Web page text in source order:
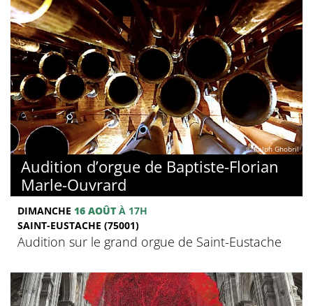
© Ralph Ghobril
Audition d’orgue de Baptiste-Florian
Marle-Ouvrard
DIMANCHE 16 AOÛT À 17H
SAINT-EUSTACHE (75001)
Audition sur le grand orgue de Saint-Eustache